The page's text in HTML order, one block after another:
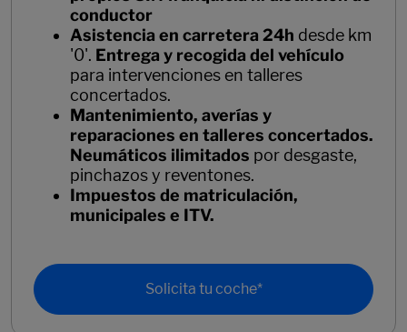
conductor
Asistencia en carretera 24h desde km
'0'. Entrega y recogida del vehículo
para intervenciones en talleres
concertados.
Mantenimiento, averías y
reparaciones en talleres concertados.
Neumáticos ilimitados por desgaste,
pinchazos y reventones.
Impuestos de matriculación,
municipales e ITV.
Solicita tu coche*